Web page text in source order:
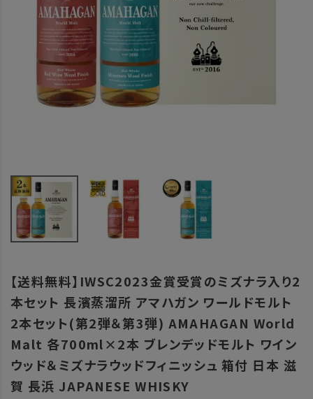
【送料無料】IWSC2023金賞受賞のミズナラ入り2
本セット 長濱蒸溜所 アマハガン ワールドモルト
2本セット(第2弾＆第3弾) AMAHAGAN World
Malt 各700ml×2本 ブレンデッドモルト ワイン
ウッド＆ミズナラウッドフィニッシュ 箱付 日本 滋
賀 長浜 JAPANESE WHISKY